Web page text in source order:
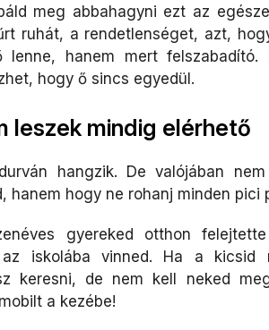
meg abbahagyni ezt az
ruhát, a rendetlenséget, azt,
lenne, hanem mert
hogy ő sincs egyedül.
leszek mindig elérhető
hangzik. De valójában
hanem hogy ne rohanj minden pici
gyereked otthon
az iskolába vinned. Ha a kicsid
keresni, de nem kell neked
a kezébe!